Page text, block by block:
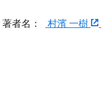
著者名： 村濱 一樹